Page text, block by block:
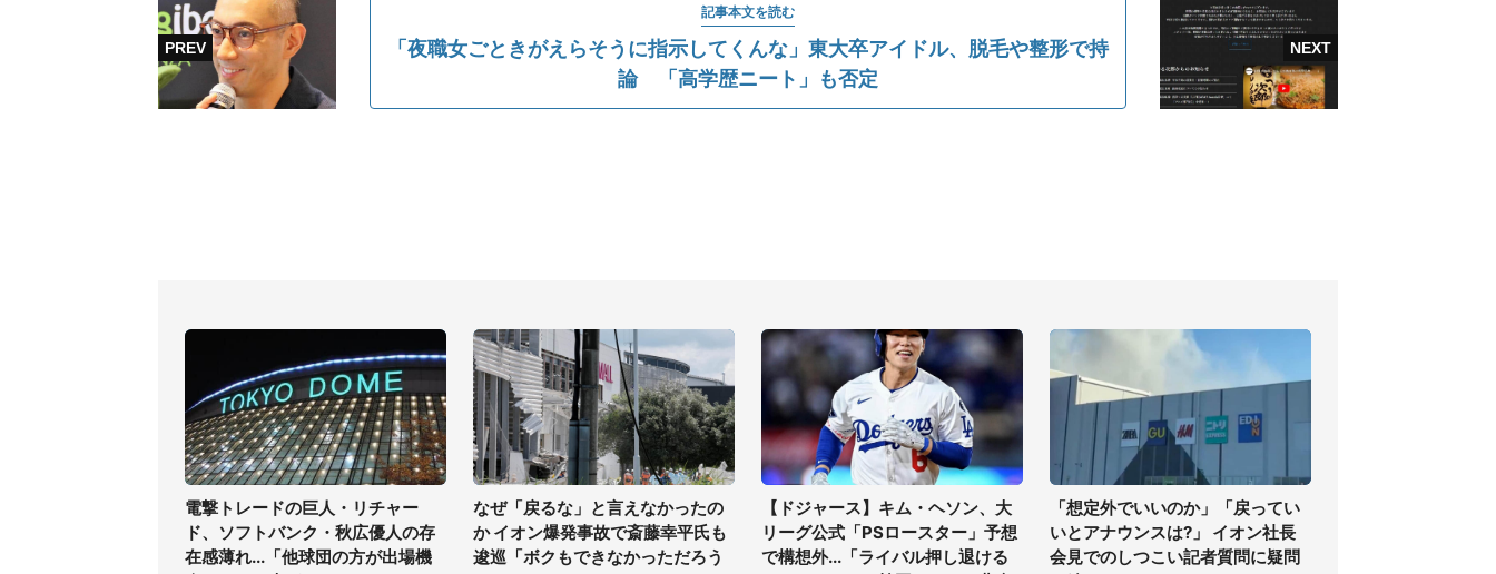
記事本文を読む
「夜職女ごときがえらそうに指示してくんな」東大卒アイドル、脱毛や整形で持
論 「高学歴ニート」も否定
電撃トレードの巨人・リチャー
ド、ソフトバンク・秋広優人の存
在感薄れ...「他球団の方が出場機
なぜ「戻るな」と言えなかったの
か イオン爆発事故で斎藤幸平氏も
逡巡「ボクもできなかっただろう
【ドジャース】キム・ヘソン、大
リーグ公式「PSロースター」予想
で構想外...「ライバル押し退ける
「想定外でいいのか」「戻ってい
いとアナウンスは?」 イオン社長
会見でのしつこい記者質問に疑問